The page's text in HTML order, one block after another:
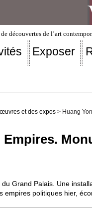
découvertes de l’art
Exposer
et des expos > Huang
Grand Palais. Une
politiques hier,